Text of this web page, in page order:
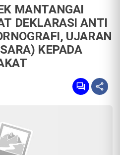
MANTANGAI
DEKLARASI ANTI
UJARAN
KEPADA